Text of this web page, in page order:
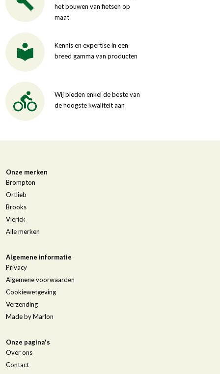
het bouwen van fietsen op
maat
Kennis en expertise in een
breed gamma van producten
Wij bieden enkel de beste van
de hoogste kwaliteit aan
Onze merken
Brompton
Ortlieb
Brooks
Vlerick
Alle merken
Algemene informatie
Privacy
Algemene voorwaarden
Cookiewetgeving
Verzending
Made by Marlon
Onze pagina's
Over ons
Contact